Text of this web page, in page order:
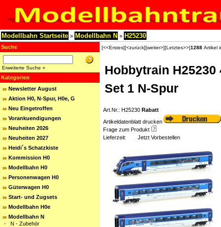
Modellbahn Startseite » Modellbahn N » H25230
Suche
Erweiterte Suche »
Kategorien
Newsletter August
Aktion H0, N-Spur, H0e, G
Neu Eingetroffen
Vorankuendigungen
Neuheiten 2026
Neuheiten 2027
Heidi´s Schatzkiste
Kommission H0
Modellbahn H0
Personenwagen H0
Güterwagen H0
Start- und Zugsets
Modellbahn H0e
Modellbahn N
- N - Zubehör
[<<Erstes][<zurück][weiter>][Letztes>>]1288 Artikel
Hobbytrain
Set 1 N-Spur
Art.Nr.: H25230 Rabatt
Artikeldatenblatt drucken
Frage zum Produkt
Lieferzeit:
Jetzt Vorbestellen